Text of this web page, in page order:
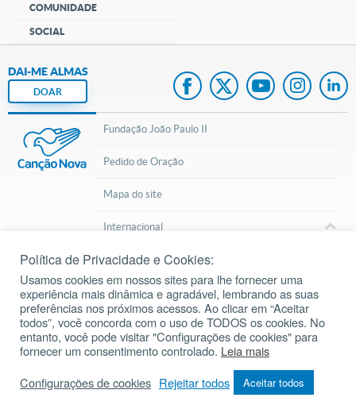
COMUNIDADE
SOCIAL
DAI-ME ALMAS
DOAR
Fundação João Paulo II
Pedido de Oração
Mapa do site
Internacional
cancaonova.com © 2002 – 2026Todos os direitos reservados.
Política de Privacidade e Cookies:
Usamos cookies em nossos sites para lhe fornecer uma
experiência mais dinâmica e agradável, lembrando as suas
preferências nos próximos acessos. Ao clicar em “Aceitar
todos”, você concorda com o uso de TODOS os cookies. No
entanto, você pode visitar "Configurações de cookies" para
fornecer um consentimento controlado. Leia mais
Configurações de cookies Rejeitar todos Aceitar todos
Inscreva-se em nosso Canal do Youtube